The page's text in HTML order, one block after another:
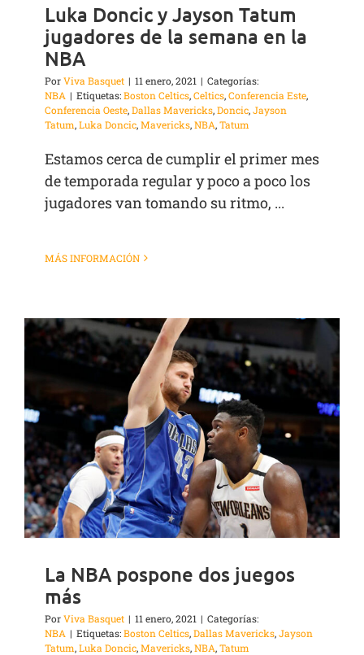
Luka Doncic y Jayson Tatum
jugadores de la semana en la
NBA
PorViva Basquet | 11 enero, 2021 | Categorías:
NBA | Etiquetas:Boston Celtics,Celtics,Conferencia Este,
Conferencia Oeste,Dallas Mavericks,Doncic,Jayson
Tatum,Luka Doncic,Mavericks,NBA,Tatum
Estamos cerca de cumplir el primer mes
de temporada regular y poco a poco los
jugadores van tomando su ritmo, ...
MÁS INFORMACIÓN
La NBA pospone dos juegos
más
PorViva Basquet | 11 enero, 2021 | Categorías:
NBA | Etiquetas:Boston Celtics,Dallas Mavericks,Jayson
Tatum,Luka Doncic,Mavericks,NBA,Tatum